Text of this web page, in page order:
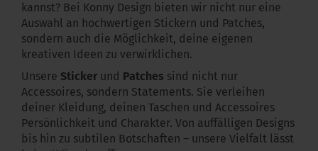
kannst? Bei Konny Design bieten wir nicht nur eine
Auswahl an hochwertigen Stickern und Patches,
sondern auch die Möglichkeit, deine eigenen
kreativen Ideen zu verwirklichen.
Unsere Sticker und Patches sind nicht nur
Accessoires, sondern Statements. Sie verleihen
deiner Kleidung, deinen Taschen und Accessoires
Persönlichkeit und Charakter. Von auffälligen Designs
bis hin zu subtilen Botschaften – unsere Vielfalt lässt